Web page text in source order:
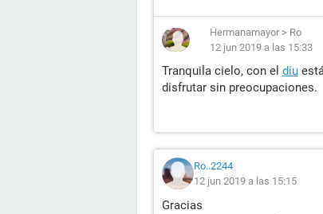
Hermanamayor > Ro
12 jun 2019 a las 15:33
Tranquila cielo, con el diu
disfrutar sin preocupaciones.
Ro..2244
12 jun 2019 a las 15:15
Gracias